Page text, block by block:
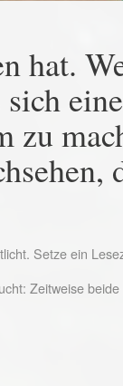
hat.
zu
Setze ein
Zeitweise beide